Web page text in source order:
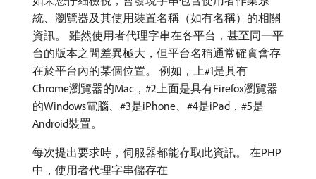
統、瀏覽器及其使用裝置名稱（如有名稱）的相關
資訊。 雖然使用者代理字串在各平台，甚至同一平
台的版本之間差異極大，但平台名稱通常確實會存
在於平台內的某個位置。 例如，上#1是具有
Chrome瀏覽器的Mac，#2上面是具有Firefox瀏覽器
的Windows電腦、#3是iPhone、#4是iPad，#5是
Android裝置。
每次提出要求時，伺服器都能存取此資訊。 在PHP
中，使用者代理字串儲存在